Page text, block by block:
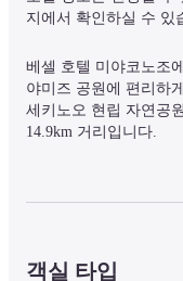
지에서 확인하실 수 있
베셀 호텔 미야코노조
야미즈 공원에 편리하
세키노오 현립 자연공
14.9km 거리입니다.
총 128개의 객실에는
욕실에는 샤워기와 욕
객실 타입